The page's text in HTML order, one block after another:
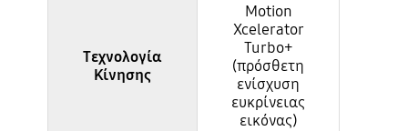
Τεχνολογία
Κίνησης
Motion
Xcelerator
Turbo+
(πρόσθετη
ενίσχυση
ευκρίνειας
εικόνας)